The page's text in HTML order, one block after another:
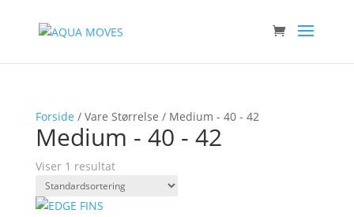
Forside / Vare Størrelse / Medium - 40 - 42
Medium - 40 - 42
Viser 1 resultat